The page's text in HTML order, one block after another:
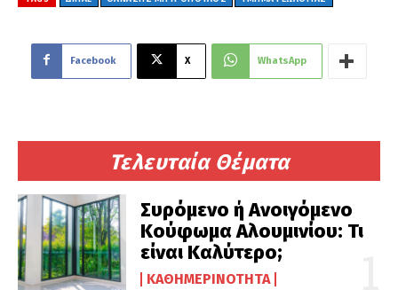
Τελευταία Θέματα
Συρόμενο ή Ανοιγόμενο
Κούφωμα Αλουμινίου: Τι
είναι Καλύτερο;
ΚΑΘΗΜΕΡΙΝΌΤΗΤΑ
Facebook X WhatsApp